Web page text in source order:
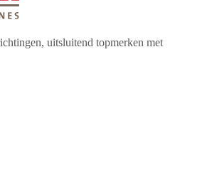
uitsluitend topmerken met